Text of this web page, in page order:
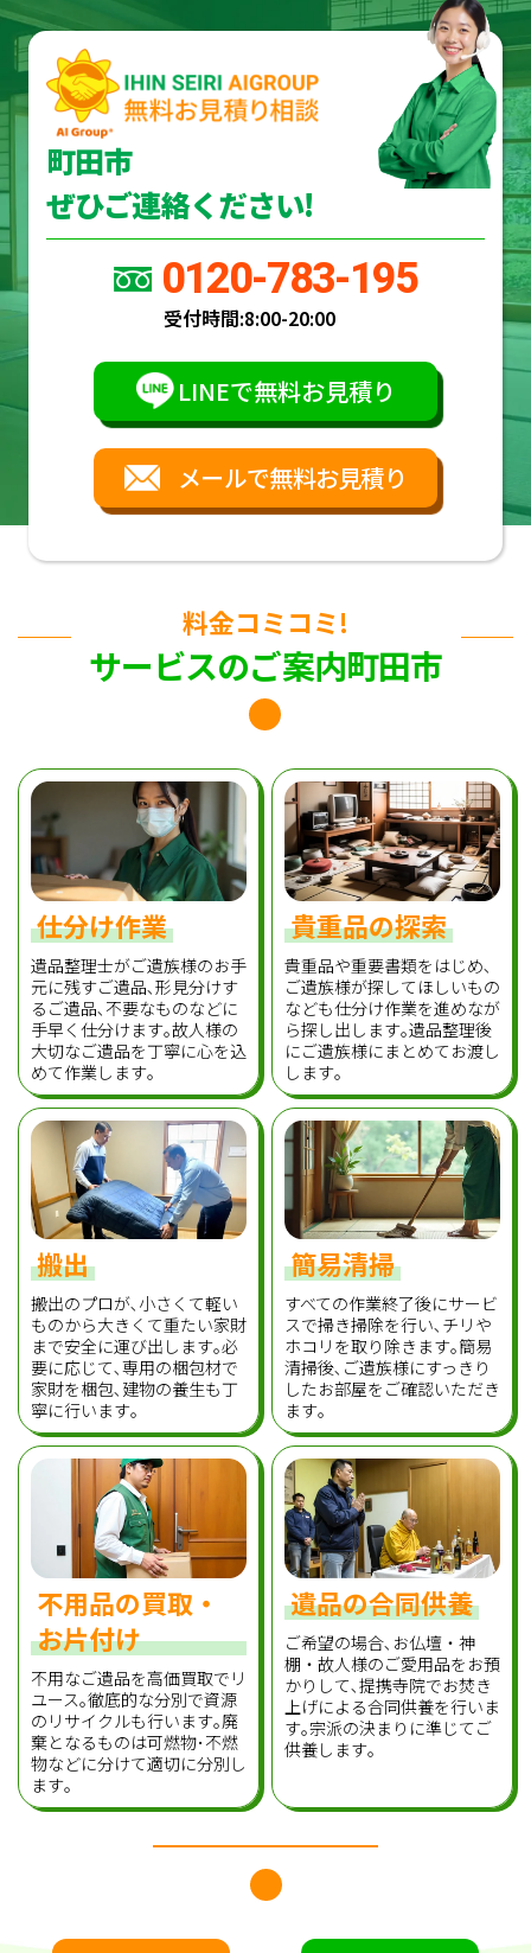
町田市
ぜひご連絡ください!
0120-783-195
受付時間:8:00-20:00
LINEで無料お見積り
メールで無料お見積り
料金コミコミ!
サービスのご案内町田市
仕分け作業
遺品整理士がご遺族様のお手
元に残すご遺品､形見分けす
るご遺品､不要なものなどに
手早く仕分けます｡故人様の
大切なご遺品を丁寧に心を込
めて作業します｡
貴重品の探索
貴重品や重要書類をはじめ､
ご遺族様が探してほしいもの
なども仕分け作業を進めなが
ら探し出します｡遺品整理後
にご遺族様にまとめてお渡し
します｡
搬出
搬出のプロが､小さくて軽い
ものから大きくて重たい家財
まで安全に運び出します｡必
要に応じて､専用の梱包材で
家財を梱包､建物の養生も丁
寧に行います｡
簡易清掃
すべての作業終了後にサービ
スで掃き掃除を行い､チリや
ホコリを取り除きます｡簡易
清掃後､ご遺族様にすっきり
したお部屋をご確認いただき
ます｡
不用品の買取・
お片付け
不用なご遺品を高価買取でリ
ユース｡徹底的な分別で資源
のリサイクルも行います｡廃
棄となるものは可燃物･不燃
物などに分けて適切に分別し
ます｡
遺品の合同供養
ご希望の場合､お仏壇・神
棚・故人様のご愛用品をお預
かりして､提携寺院でお焚き
上げによる合同供養を行いま
す｡宗派の決まりに準じてご
供養します｡